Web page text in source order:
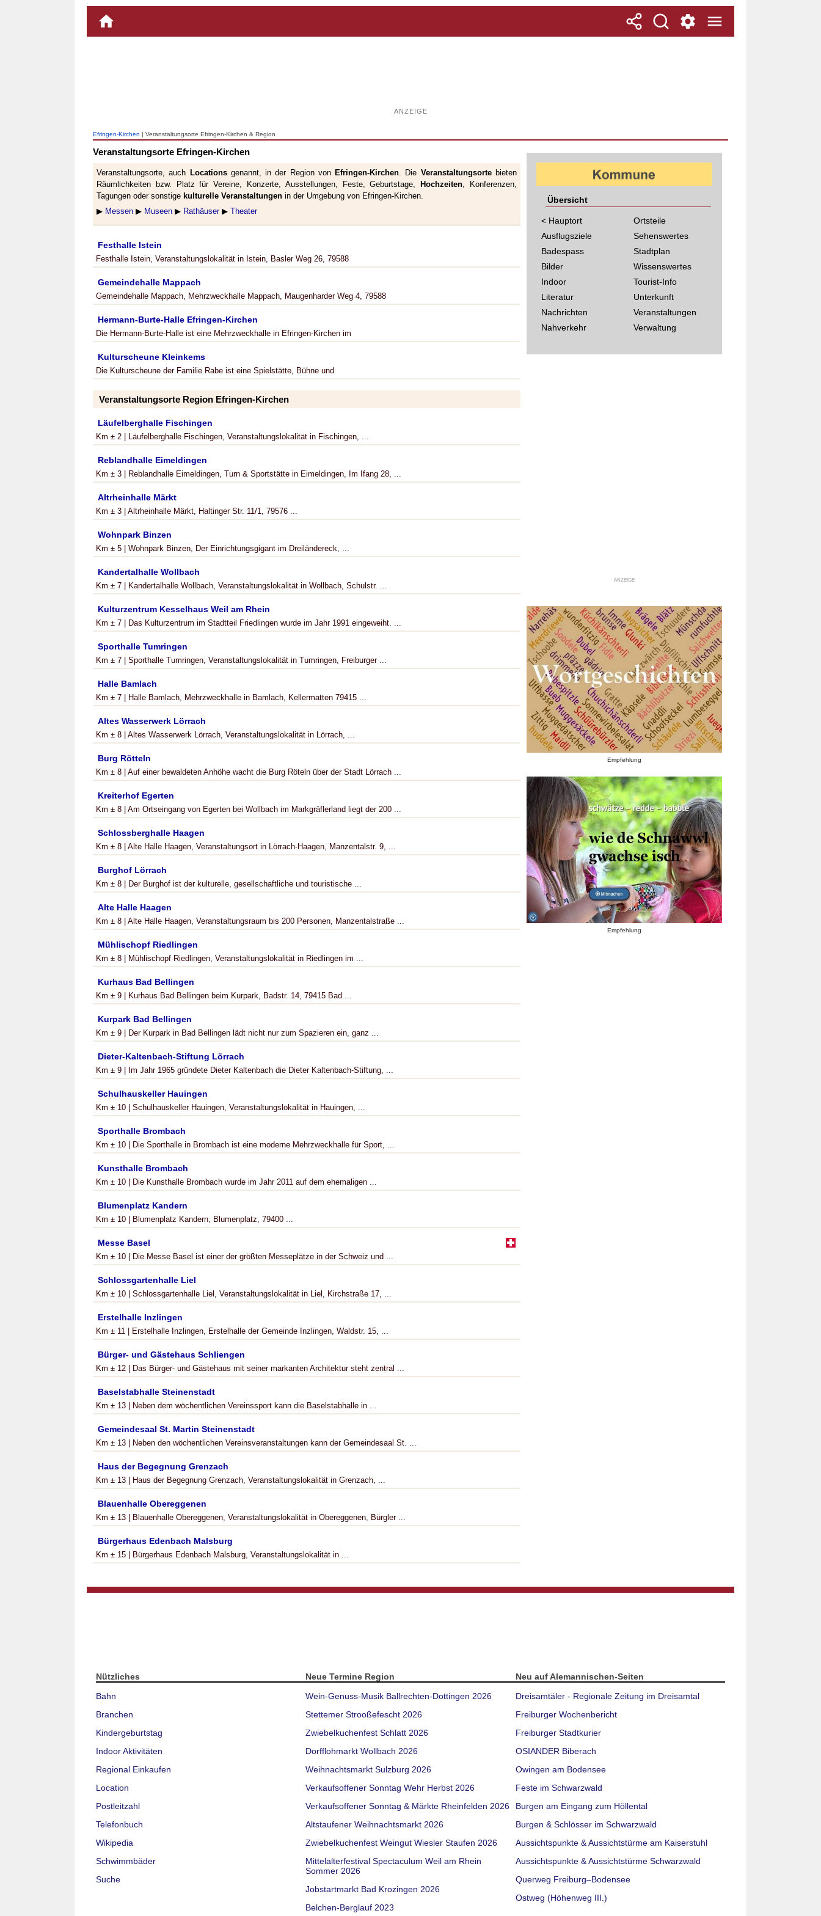
ANZEIGE
Efringen-Kirchen | Veranstaltungsorte Efringen-Kirchen & Region
Veranstaltungsorte Efringen-Kirchen
Veranstaltungsorte, auch Locationsgenannt, in der Region von Efringen-Kirchen. Die Veranstaltungsortebieten
Räumlichkeiten bzw. Platz für Vereine, Konzerte, Ausstellungen, Feste, Geburtstage,
Hochzeiten, Konferenzen,
Tagungen oder sonstige kulturelle Veranstaltungen in der Umgebung von Efringen-Kirchen.
▶ Messen ▶ Museen ▶ Rathäuser▶ Theater
Festhalle Istein
Festhalle Istein, Veranstaltungslokalität in Istein, Basler Weg 26, 79588
Gemeindehalle Mappach
Gemeindehalle Mappach, Mehrzweckhalle Mappach, Maugenharder Weg 4, 79588
Hermann-Burte-Halle Efringen-Kirchen
Die Hermann-Burte-Halle ist eine Mehrzweckhalle in Efringen-Kirchen im
Kulturscheune Kleinkems
Die Kulturscheune der Familie Rabe ist eine Spielstätte, Bühne und
Veranstaltungsorte Region Efringen-Kirchen
Läufelberghalle Fischingen
Km ± 2 | Läufelberghalle Fischingen, Veranstaltungslokalität in Fischingen, ...
Reblandhalle Eimeldingen
Km ± 3 | Reblandhalle Eimeldingen, Turn & Sportstätte in Eimeldingen, Im Ifang 28, ...
Altrheinhalle Märkt
Km ± 3 | Altrheinhalle Märkt, Haltinger Str. 11/1, 79576 ...
Wohnpark Binzen
Km ± 5 | Wohnpark Binzen, Der Einrichtungsgigant im Dreiländereck, ...
Kandertalhalle Wollbach
Km ± 7 | Kandertalhalle Wollbach, Veranstaltungslokalität in Wollbach, Schulstr. ...
Kulturzentrum Kesselhaus Weil am Rhein
Km ± 7 | Das Kulturzentrum im Stadtteil Friedlingen wurde im Jahr 1991 eingeweiht. ...
Sporthalle Tumringen
Km ± 7 | Sporthalle Tumringen, Veranstaltungslokalität in Tumringen, Frei­bur­ger ...
Halle Bamlach
Km ± 7 | Halle Bamlach, Mehrzweckhalle in Bamlach, Kellermatten 79415 ...
Altes Wasserwerk Lörrach
Km ± 8 | Altes Wasserwerk Lör­rach, Veranstaltungslokalität in Lör­rach, ...
Burg Rötteln
Km ± 8 | Auf einer bewaldeten Anhöhe wacht die Burg Röteln über der Stadt Lörrach ...
Kreiterhof Egerten
Km ± 8 | Am Ortseingang von Egerten bei Wollbach im Markgräflerland liegt der 200 ...
Schlossberghalle Haagen
Km ± 8 | Alte Halle Haagen, Veranstaltungsort in Lörrach-Haagen, Manzentalstr. 9, ...
Burghof Lörrach
Km ± 8 | Der Burghof ist der kulturelle, gesellschaftliche und touristische ...
Alte Halle Haagen
Km ± 8 | Alte Halle Haagen, Veranstaltungsraum bis 200 Personen, Manzentalstraße ...
Mühlischopf Riedlingen
Km ± 8 | Mühlischopf Riedlingen, Veranstaltungslokalität in Riedlingen im ...
Kurhaus Bad Bellingen
Km ± 9 | Kurhaus Bad Bellingen beim Kurpark, Badstr. 14, 79415 Bad ...
Kurpark Bad Bellingen
Km ± 9 | Der Kurpark in Bad Bellingen lädt nicht nur zum Spazieren ein, ganz ...
Dieter-Kaltenbach-Stiftung Lörrach
Km ± 9 | Im Jahr 1965 gründete Dieter Kaltenbach die Dieter Kaltenbach-Stiftung, ...
Schulhauskeller Hauingen
Km ± 10 | Schulhauskeller Hauingen, Veranstaltungslokalität in Hauingen, ...
Sporthalle Brombach
Km ± 10 | Die Sporthalle in Brombach ist eine moderne Mehrzweckhalle für Sport, ...
Kunsthalle Brombach
Km ± 10 | Die Kunsthalle Brombach wurde im Jahr 2011 auf dem ehemaligen ...
Blumenplatz Kandern
Km ± 10 | Blumenplatz Kandern, Blumenplatz, 79400 ...
Messe Basel
Km ± 10 | Die Messe Basel ist einer der größten Messeplätze in der Schweiz und ...
Schlossgartenhalle Liel
Km ± 10 | Schlossgartenhalle Liel, Veranstaltungslokalität in Liel, Kirchstraße 17, ...
Erstelhalle Inzlingen
Km ± 11 | Erstelhalle Inzlingen, Erstelhalle der Gemeinde Inzlingen, Waldstr. 15, ...
Bürger- und Gästehaus Schliengen
Km ± 12 | Das Bürger- und Gästehaus mit seiner markanten Architektur steht zentral ...
Baselstabhalle Steinenstadt
Km ± 13 | Neben dem wöchentlichen Vereinssport kann die Baselstabhalle in ...
Gemeindesaal St. Martin Steinenstadt
Km ± 13 | Neben den wöchentlichen Vereinsveranstaltungen kann der Gemeindesaal St. ...
Haus der Begegnung Grenzach
Km ± 13 | Haus der Begegnung Grenzach, Veranstaltungslokalität in Grenzach, ...
Blauenhalle Obereggenen
Km ± 13 | Blauenhalle Obereggenen, Veranstaltungslokalität in Obereggenen, Bürgler ...
Bürgerhaus Edenbach Malsburg
Km ± 15 | Bürgerhaus Edenbach Malsburg, Veranstaltungslokalität in ...
Übersicht
< Hauptort
Ausflugsziele
Badespass
Bilder
Indoor
Literatur
Nachrichten
Nahverkehr
Ortsteile
Sehenswertes
Stadtplan
Wissenswertes
Tourist-Info
Unterkunft
Veranstaltungen
Verwaltung
ANZEIGE
Empfehlung
Empfehlung
Nützliches
Bahn
Branchen
Kindergeburtstag
Indoor Aktivitäten
Regional Einkaufen
Location
Postleitzahl
Telefonbuch
Wikipedia
Schwimmbäder
Suche
Neue Termine Region
Wein-Genuss-Musik Ballrechten-Dottingen 2026
Stettemer Strooßefescht 2026
Zwiebelkuchenfest Schlatt 2026
Dorfflohmarkt Wollbach 2026
Weihnachtsmarkt Sulzburg 2026
Verkaufsoffener Sonntag Wehr Herbst 2026
Verkaufsoffener Sonntag & Märkte Rheinfelden 2026
Altstaufener Weihnachtsmarkt 2026
Zwiebelkuchenfest Weingut Wiesler Staufen 2026
Mittelalterfestival Spectaculum Weil am Rhein
Sommer 2026
Jobstartmarkt Bad Krozingen 2026
Belchen-Berglauf 2023
Neu auf Alemannischen-Seiten
Dreisamtäler - Regionale Zeitung im Dreisamtal
Freiburger Wochenbericht
Freiburger Stadtkurier
OSIANDER Biberach
Owingen am Bodensee
Feste im Schwarzwald
Burgen am Eingang zum Höllental
Burgen & Schlösser im Schwarzwald
Aussichtspunkte & Aussichtstürme am Kaiserstuhl
Aussichtspunkte & Aussichtstürme Schwarzwald
Querweg Freiburg–Bodensee
Ostweg (Höhenweg III.)